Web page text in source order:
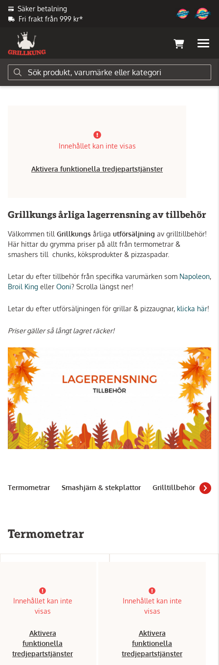
Säker betalning
Fri frakt från 999 kr*
Innehållet kan inte visas
Aktivera funktionella tredjepartstjänster
Grillkungs årliga lagerrensning av tillbehör
Välkommen till Grillkungs årliga utförsäljning av grilltillbehör!
Här hittar du grymma priser på allt från termometrar &
smashers till chunks, köksprodukter & pizzaspadar.
Letar du efter tillbehör från specifika varumärken som Napoleon,
Broil King eller Ooni? Scrolla längst ner!
Letar du efter utförsäljningen för grillar & pizzaugnar, klicka här!
Priser gäller så långt lagret räcker!
Termometrar Smashjärn & stekplattor Grilltillbehör
Termometrar
Innehållet kan inte
visas
Aktivera
funktionella
tredjepartstjänster
Innehållet kan inte
visas
Aktivera
funktionella
tredjepartstjänster